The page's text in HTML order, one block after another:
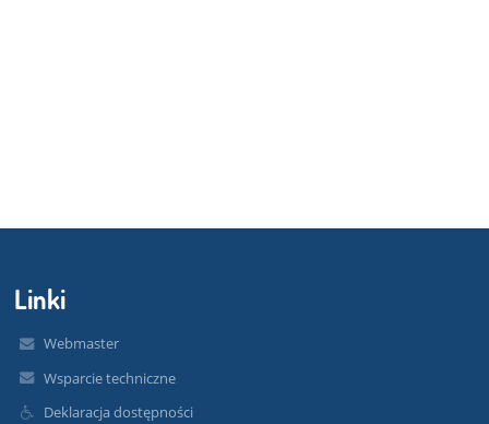
Linki
Webmaster
Wsparcie techniczne
Deklaracja dostępności